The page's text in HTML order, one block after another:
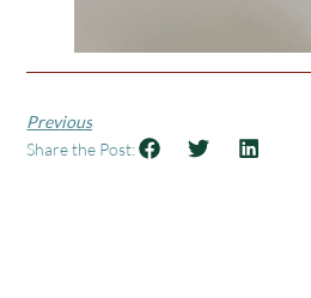
Previous
Share the Post: